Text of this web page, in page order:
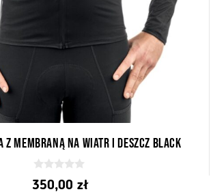
z membraną na wiatr i deszcz Black
0
z
350,00 zł